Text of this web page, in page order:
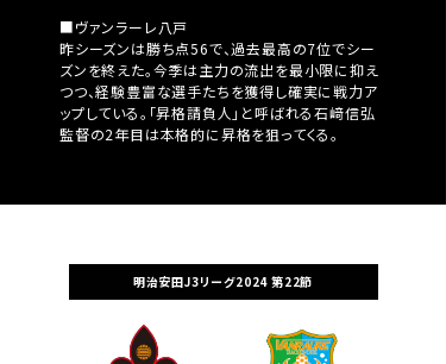
■ヴァンラーレ八戸
昨シーズンは勝ち点56で、過去最高の7位でシー
ズンを終えた。今季は主力の流出を最小限に抑え
つつ、経験豊富な選手たちを獲得し確実に戦力ア
ップしている。「昇格請負人」と呼ばれる石﨑信弘
監督の2年目は本格的に昇格を狙ってくる。
明治安田J3リーグ2024 第22節